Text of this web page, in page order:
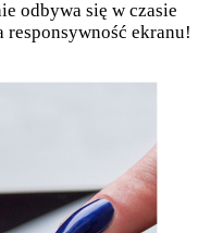
odbywa się w czasie
responsywność ekranu!